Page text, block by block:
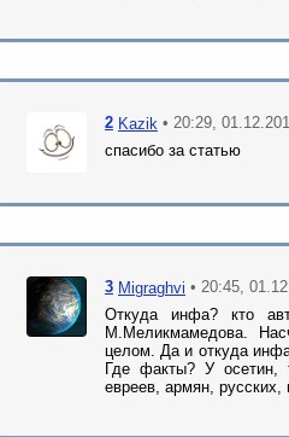
2 Kazik • 20:29,
спасибо за статью
3 Migraghvi • 20:45,
Откуда инфа? кто
М.Меликмамедова.
целом. Да и откуда
Где факты? У осетин,
евреев, армян,